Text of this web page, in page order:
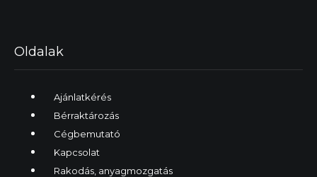
Oldalak
Ajánlatkérés
Bérraktározás
Cégbemutató
Kapcsolat
Rakodás, anyagmozgatás